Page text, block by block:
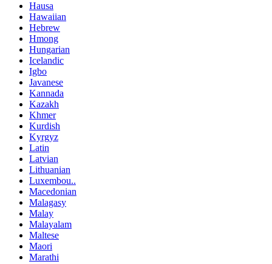
Hausa
Hawaiian
Hebrew
Hmong
Hungarian
Icelandic
Igbo
Javanese
Kannada
Kazakh
Khmer
Kurdish
Kyrgyz
Latin
Latvian
Lithuanian
Luxembou..
Macedonian
Malagasy
Malay
Malayalam
Maltese
Maori
Marathi